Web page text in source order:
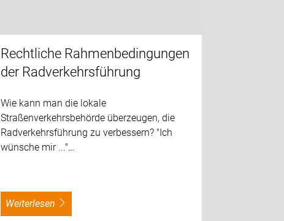
Rechtliche Rahmenbedingungen
der Radverkehrsführung
Wie kann man die lokale
Straßenverkehrsbehörde überzeugen, die
Radverkehrsführung zu verbessern? "Ich
wünsche mir ..."…
weiterlesen